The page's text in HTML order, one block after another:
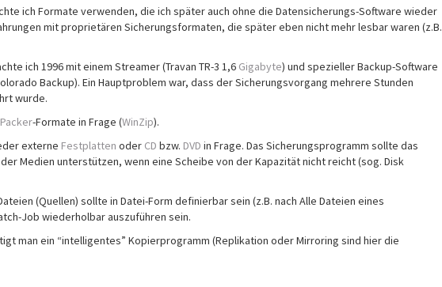
ich Formate verwenden, die ich später auch ohne die Datensicherungs-Software wieder
mit proprietären Sicherungsformaten, die später eben nicht mehr lesbar waren (z.B.
ich 1996 mit einem Streamer (Travan TR-3 1,6 Gigabyte) und spezieller Backup-Software
Backup). Ein Hauptproblem war, dass der Sicherungsvorgang mehrere Stunden
wurde.
Packer-Formate in Frage (WinZip).
externe Festplatten oder CD bzw. DVD in Frage. Das Sicherungsprogramm sollte das
Medien unterstützen, wenn eine Scheibe von der Kapazität nicht reicht (sog. Disk
(Quellen) sollte in Datei-Form definierbar sein (z.B. nach Alle Dateien eines
Job wiederholbar auszuführen sein.
man ein “intelligentes” Kopierprogramm (Replikation oder Mirroring sind hier die